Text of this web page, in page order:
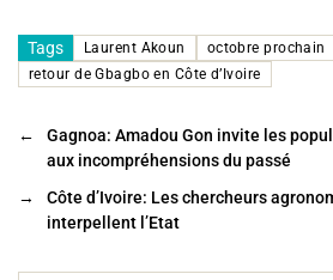
c
e
b
o
o
k
tt
er
ai
l
ta
g
er
Tags Laurent Akoun
octobre prochain
retour de Gbagbo en Côte d’Ivoire
←
Gagnoa: Amadou Gon invite les
aux incompréhensions du passé
→
Côte d’Ivoire: Les chercheurs
interpellent l’Etat